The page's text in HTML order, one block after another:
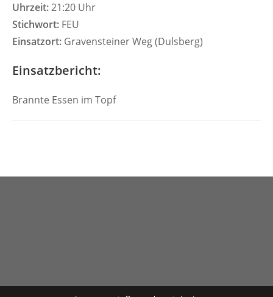
Uhrzeit:21:20 Uhr
Stichwort: FEU
Einsatzort: Gravensteiner Weg (Dulsberg)
Einsatzbericht:
Brannte Essen im Topf